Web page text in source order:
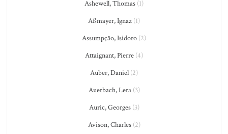
Ashewell, Thomas (1)
Aßmayer, Ignaz (1)
Assumpção, Isidoro (2)
Attaignant, Pierre (4)
Auber, Daniel (2)
Auerbach, Lera(3)
Auric, Georges(3)
Avison, Charles(2)